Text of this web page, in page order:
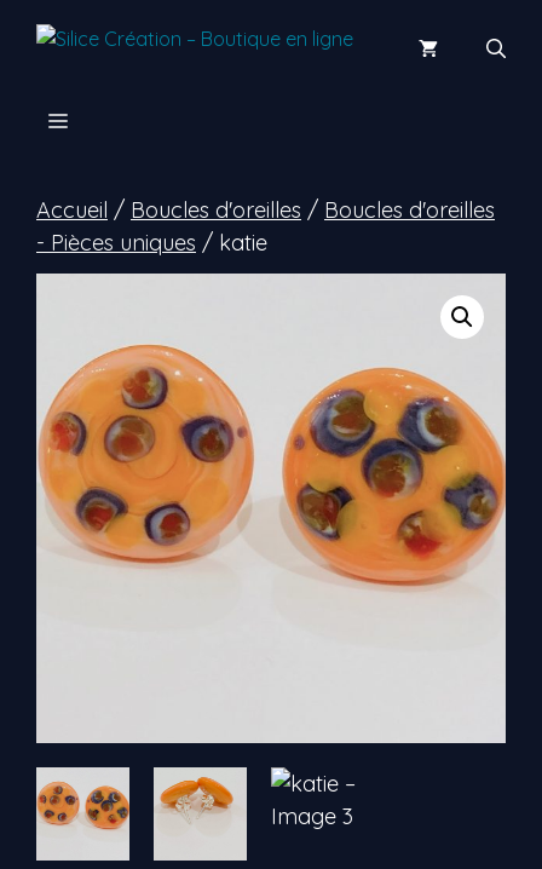
Menu
Accueil / Boucles d'oreilles / Boucles d'oreilles
- Pièces uniques / katie